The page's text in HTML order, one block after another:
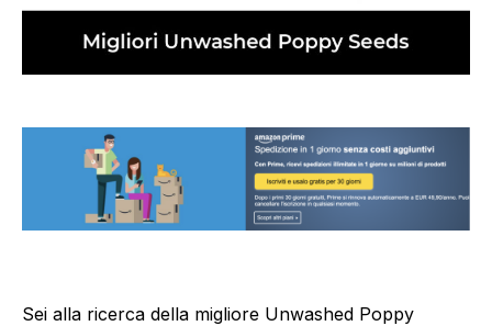
Sei alla ricerca della migliore Unwashed Poppy